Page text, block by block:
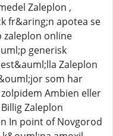
Zaleplon ,
fr&aring;n apotea se
zaleplon online
generisk
Zaleplon
som har
Ambien eller
Zaleplon
In point of Novgorod